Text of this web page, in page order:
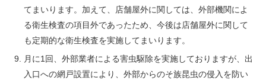
てまいります。加えて、店舗屋外に関しては、外部機関によ
る衛生検査の項目外であったため、今後は店舗屋外に関して
も定期的な衛生検査を実施してまいります。
月に1回、外部業者による害虫駆除を実施しておりますが、出
入口への網戸設置により、外部からのそ族昆虫の侵入を防い